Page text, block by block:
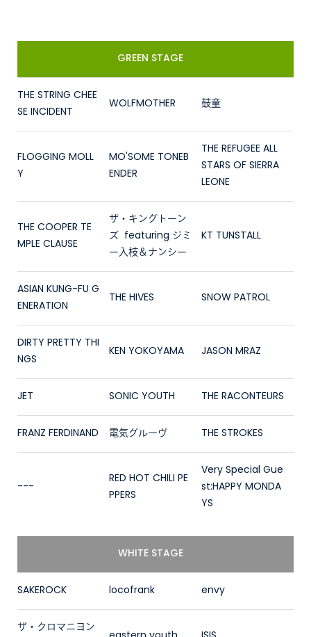
GREEN STAGE
THE STRING CHEE
SE INCIDENT
WOLFMOTHER 鼓童
FLOGGING MOLL
Y
MO'SOME TONEB
ENDER
THE REFUGEE ALL
STARS OF SIERRA
LEONE
THE COOPER TE
MPLE CLAUSE
ザ・キングトーン
ズ featuring ジミ
ー入枝＆ナンシー
KT TUNSTALL
ASIAN KUNG-FU G
ENERATION
THE HIVES SNOW PATROL
DIRTY PRETTY THI
NGS
KEN YOKOYAMA JASON MRAZ
JET SONIC YOUTH THE RACONTEURS
FRANZ FERDINAND 電気グルーヴ THE STROKES
---
RED HOT CHILI PE
PPERS
Very Special Gue
st:HAPPY MONDA
YS
WHITE STAGE
SAKEROCK locofrank envy
ザ・クロマニヨン